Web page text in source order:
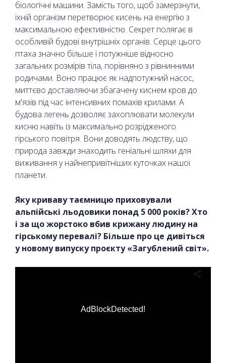
біологічні машини. Замість того, щоб замерзнути,
їхній організм перетворює кисень на енергію з
максимальною ефективністю. Секрет полягає в
особливій будові внутрішніх органів. Серце цього
птаха значно більше і потужніше відносно
загальних розмірів тіла, порівняно з рівнинними
родичами. Воно працює як надпотужний насос,
миттєво доставляючи збагачену киснем кров до
м'язів під час інтенсивних помахів крилами. А
будова легень дозволяє захоплювати молекули
кисню навіть із максимально розрідженого
гірського повітря. Вони доводять людству, що
природа завжди знаходить геніальні шляхи для
виживання у найнепривітніших куточках нашої
планети.
Яку криваву таємницю приховували
альпійські льодовики понад 5 000 років? Хто
і за що жорстоко вбив крижану людину на
гірському перевалі? Більше про це дивіться
у новому випуску проєкту «Загублений світ».
AdBlockDetected!